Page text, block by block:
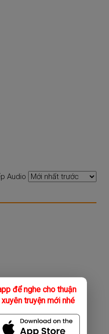
để nghe cho thuận
truyện mới nhé
Audio